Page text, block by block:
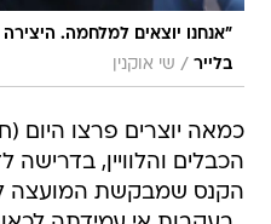
"אנחנו יוצאים למלחמה.
בלייר / שי אוקנין
כמאה יוצרים פרצו היום
הכבלים והלוויין,